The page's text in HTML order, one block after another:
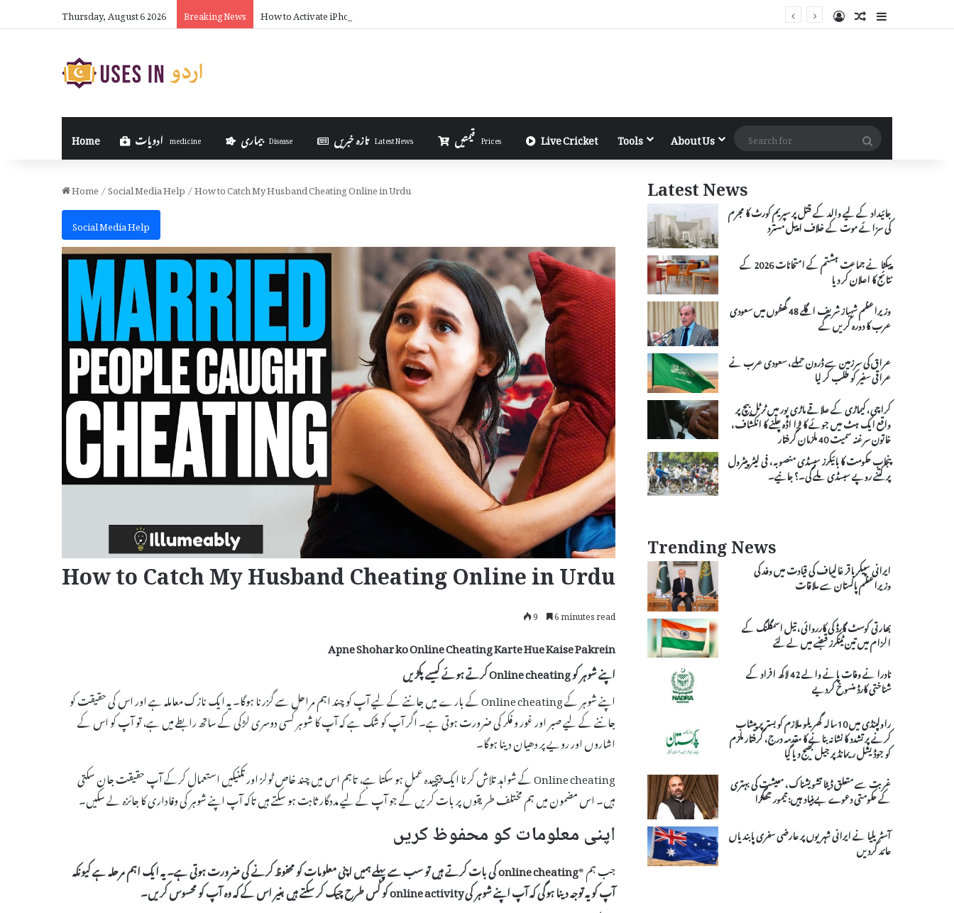
Thursday, August 6 2026 Breaking News How to Activate iPhone Using 3uTools in Urdu Log InRandom Article
Sidebar
Home medicine بیماری Disease تازہ خبریں Latest News Prices Live Cricket Tools About Us
Search
for
Home/Social Media Help/How to Catch My Husband Cheating Online in Urdu
Social Media Help
How to Catch My Husband Cheating Online in Urdu
9 6 minutes read
Apne Shohar ko Online Cheating Karte Hue Kaise Pakrein
اپنے شوہر کو Online cheating کرتے ہوئے کیسے پکڑیں
اپنے شوہر کے Online cheating کے بارے میں جاننے کے لیے آپ کو چند اہم مراحل سے گزرنا ہوگا۔ یہ ایک نازک معاملہ ہے اور اس کی حقیقت کو
جاننے کے لیے صبر اور غور و فکر کی ضرورت ہوتی ہے۔ اگر آپ کو شک ہے کہ آپ کا شوہر کسی دوسری لڑکی کے ساتھ رابطے میں ہے، تو آپ کو اس کے
اشاروں اور رویے پر دھیان دینا ہوگا۔
Online cheating کے شواہد تلاش کرنا ایک پیچیدہ عمل ہو سکتا ہے، تاہم اس میں چند خاص ٹولز اور تکنیکیں استعمال کرکے آپ حقیقت جان سکتی
ہیں۔ اس مضمون میں ہم مختلف طریقوں پر بات کریں گے جو آپ کے لیے مددگار ثابت ہو سکتے ہیں تاکہ آپ اپنے شوہر کی وفاداری کا جائزہ لے سکیں۔
اپنی معلومات کو محفوظ کریں
جب ہم *online cheatingکی بات کرتے ہیں تو سب سے پہلے ہمیں اپنی معلومات کو محفوظ کرنے کی ضرورت ہوتی ہے۔ یہ ایک اہم مرحلہ ہے کیونکہ
آپ کو یہ توجہ دینا ہوگی کہ آپ اپنے شوہر کیonline activityکو کس طرح چیک کر سکتے ہیں بغیر اس کے کہ وہ آپ کو محسوس کریں۔
Latest News
جائیداد کے لیے والد کے قتل پر سپریم کورٹ کا مجرم
کی سزائے موت کے خلاف اپیل مسترد
پیکٹا نے جماعت ہشتم کے امتحانات 2026 کے
نتائج کا اعلان کر دیا
وزیراعظم شہباز شریف اگلے 48 گھنٹوں میں سعودی
عرب کا دورہ کریں گے
عراق کی سرزمین سے ڈرون حملے، سعودی عرب نے
عراقی سفیر کو طلب کر لیا
کراچی، کیماڑی کے علاقے ماڑی پور میں ٹرٹل بیچ پر
واقع ایک ہٹ میں جوئے کا بڑا اڈہ چلنے کا انکشاف،
خاتون سرغنہ سمیت 40 ملزمان گرفتار
پنجاب حکومت کا بائیکرز سبسڈی منصوبہ، فی لیٹر پیٹرول
پر کتنے روپے سبسڈی ملے گی۔؟ جانیے۔
Trending News
ایرانی سپیکر باقر غالیباف کی قیادت میں وفد کی
وزیراعظم پاکستان سے ملاقات
بھارتی کوسٹ گارڈ کی کارروائی، تیل اسمگلنگ کے
الزام میں تین ٹینکرز قبضے میں لے لئے
نادرا نے وفات پانے والے 42 لاکھ افراد کے
شناختی کارڈ منسوخ کردیے
راولپنڈی میں 10سالہ گھریلو ملازم کو بستر پر پیشاب
کرنے پر تشدد کا نشانہ بنانے کا مقدمہ درج، گرفتار ملزم
کو جوڈیشل ریمانڈ پر جیل بھیج دیا گیا
غربت سے متعلق ڈیٹا تشویشناک، معیشت کی بہتری
کے حکومتی دعوے بےبنیاد ہیں: تیمور جھگڑا
آسٹریلیا نے ایرانی شہریوں پر عارضی سفری پابندیاں
عائد کردیں